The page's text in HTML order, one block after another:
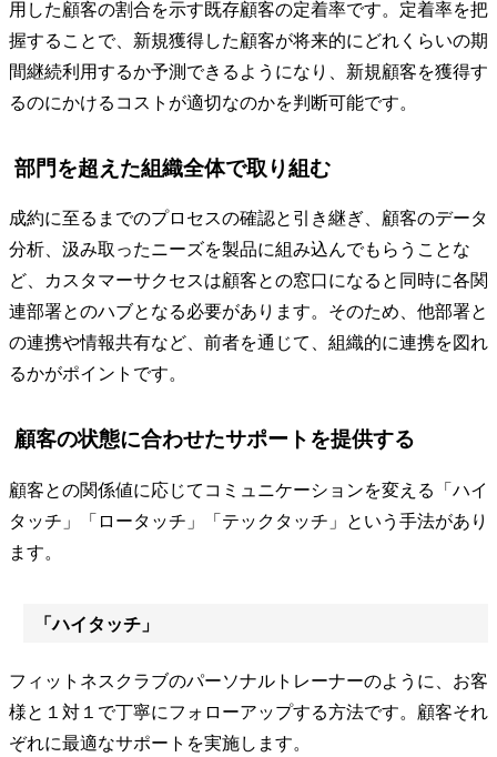
用した顧客の割合を示す既存顧客の定着率です。定着率を把
握することで、新規獲得した顧客が将来的にどれくらいの期
間継続利用するか予測できるようになり、新規顧客を獲得す
るのにかけるコストが適切なのかを判断可能です。
部門を超えた組織全体で取り組む
成約に至るまでのプロセスの確認と引き継ぎ、顧客のデータ
分析、汲み取ったニーズを製品に組み込んでもらうことな
ど、カスタマーサクセスは顧客との窓口になると同時に各関
連部署とのハブとなる必要があります。そのため、他部署と
の連携や情報共有など、前者を通じて、組織的に連携を図れ
るかがポイントです。
顧客の状態に合わせたサポートを提供する
顧客との関係値に応じてコミュニケーションを変える「ハイ
タッチ」「ロータッチ」「テックタッチ」という手法があり
ます。
「ハイタッチ」
フィットネスクラブのパーソナルトレーナーのように、お客
様と１対１で丁寧にフォローアップする方法です。顧客それ
ぞれに最適なサポートを実施します。